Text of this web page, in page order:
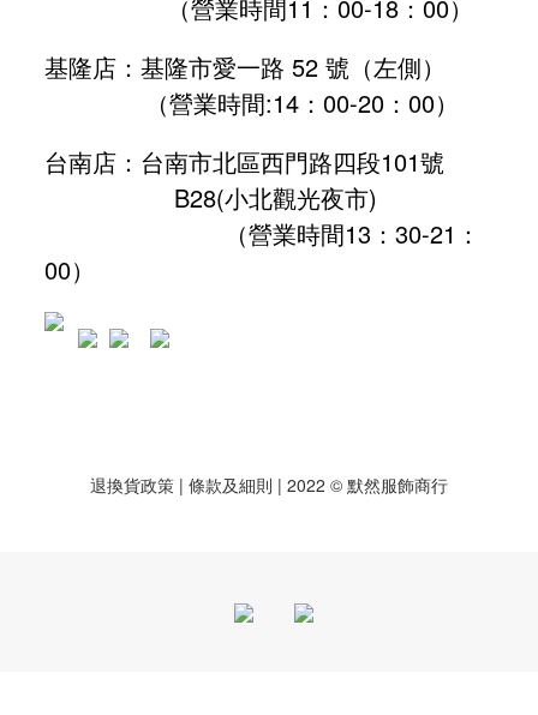
（營業時間11：00-18：00）
基隆店：基隆市愛一路 52 號（左側）
（營業時間:14：00-20：00）
台南店：台南市北區西門路四段101號
B28(小北觀光夜市)
（營業時間13：30-21：
00）
退換貨政策 | 條款及細則 | 2022 © 默然服飾商行